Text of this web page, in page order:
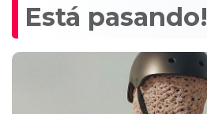
Está pasando!